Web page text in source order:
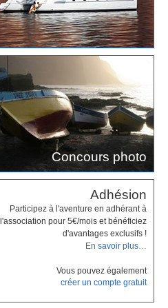
Concours photo
Adhésion
Participez à l'aventure en adhérant à
l'association pour 5€/mois et bénéficiez
d'avantages exclusifs !
En savoir plus…
Vous pouvez également
créer un compte gratuit